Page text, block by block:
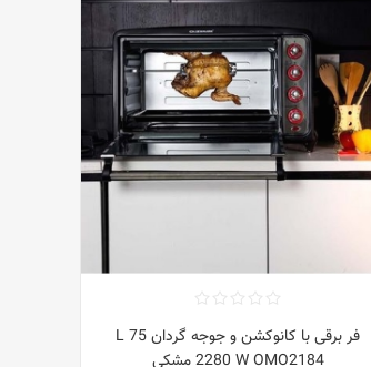
فر برقی با کانوکشن و جوجه گردان 75 L
2280 W OMO2184 مشکی